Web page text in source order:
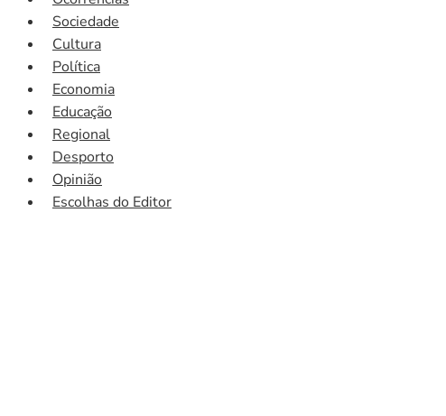
Sociedade
Cultura
Política
Economia
Educação
Regional
Desporto
Opinião
Escolhas do Editor